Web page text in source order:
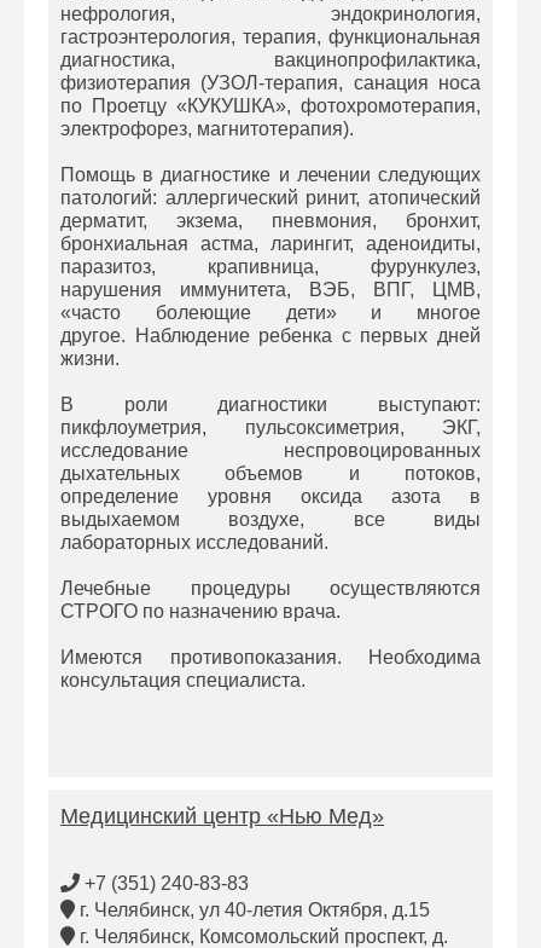
нефрология, эндокринология,
гастроэнтерология, терапия, функциональная
диагностика, вакцинопрофилактика,
физиотерапия (УЗОЛ-терапия, санация носа
по Проетцу «КУКУШКА», фотохромотерапия,
электрофорез, магнитотерапия).
Помощь в диагностике и лечении следующих
патологий: аллергический ринит, атопический
дерматит, экзема, пневмония, бронхит,
бронхиальная астма, ларингит, аденоидиты,
паразитоз, крапивница, фурункулез,
нарушения иммунитета, ВЭБ, ВПГ, ЦМВ,
«часто болеющие дети» и многое
другое. Наблюдение ребенка с первых дней
жизни.
В роли диагностики выступают:
пикфлоуметрия, пульсоксиметрия, ЭКГ,
исследование неспровоцированных
дыхательных объемов и потоков,
определение уровня оксида азота в
выдыхаемом воздухе, все виды
лабораторных исследований.
Лечебные процедуры осуществляются
СТРОГО по назначению врача.
Имеются противопоказания. Необходима
консультация специалиста.
Медицинский центр «Нью Мед»
+7 (351) 240-83-83
г. Челябинск, ул 40-летия Октября, д.15
г. Челябинск, Комсомольский проспект, д.